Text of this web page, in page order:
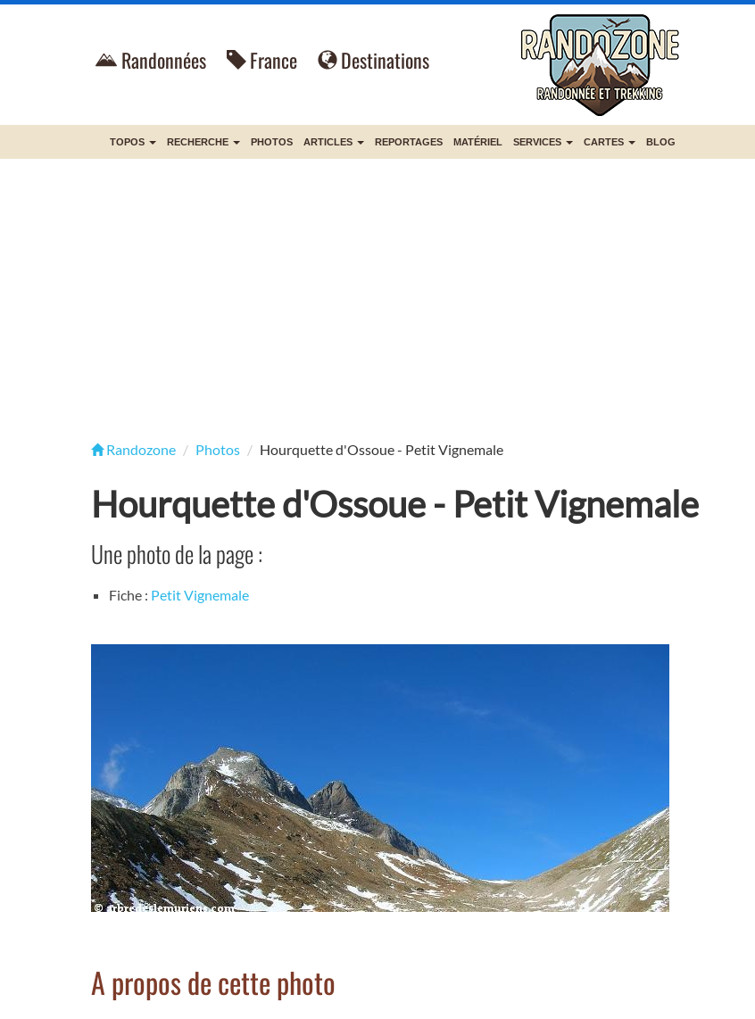
Randonnées France Destinations
TOPOS RECHERCHE PHOTOS ARTICLES REPORTAGES MATÉRIEL SERVICES CARTES BLOG
Randozone Photos Hourquette d'Ossoue - Petit Vignemale
Hourquette d'Ossoue - Petit Vignemale
Une photo de la page :
Fiche : Petit Vignemale
A propos de cette photo